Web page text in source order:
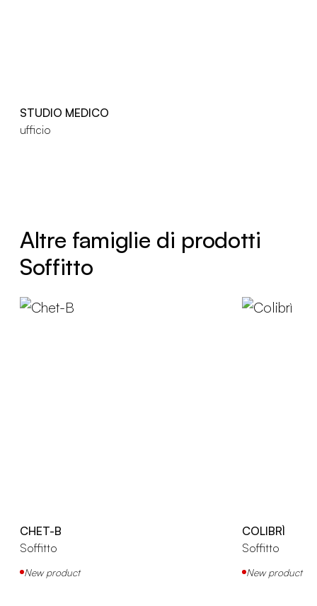
STUDIO MEDICO
ufficio
Altre famiglie di prodotti
Soffitto
CHET-B
Soffitto
New product
COLIBRÌ
Soffitto
New product